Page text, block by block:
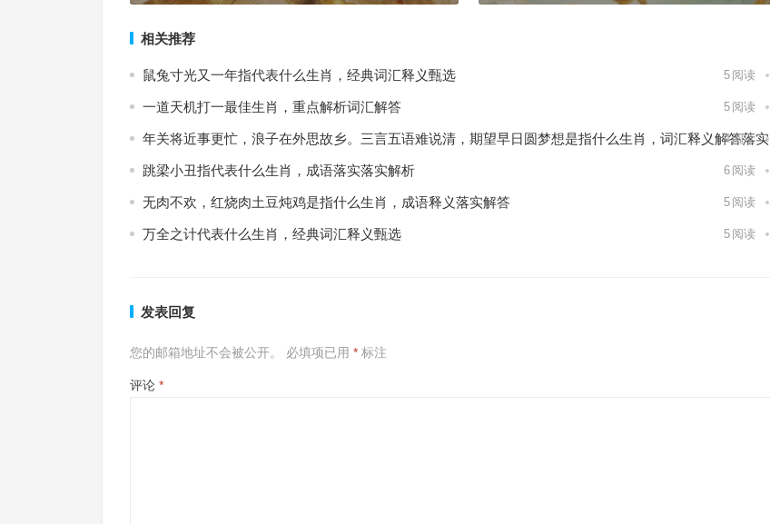
相关推荐
鼠兔寸光又一年指代表什么生肖，经典词汇释义甄选 5 阅读
一道天机打一最佳生肖，重点解析词汇解答 5 阅读
年关将近事更忙，浪子在外思故乡。三言五语难说清，期望早日圆梦想是指什么生肖，词汇释义解答落实
4阅读
跳梁小丑指代表什么生肖，成语落实落实解析 6 阅读
无肉不欢，红烧肉土豆炖鸡是指什么生肖，成语释义落实解答 5 阅读
万全之计代表什么生肖，经典词汇释义甄选 5 阅读
发表回复
您的邮箱地址不会被公开。 必填项已用 * 标注
评论 *